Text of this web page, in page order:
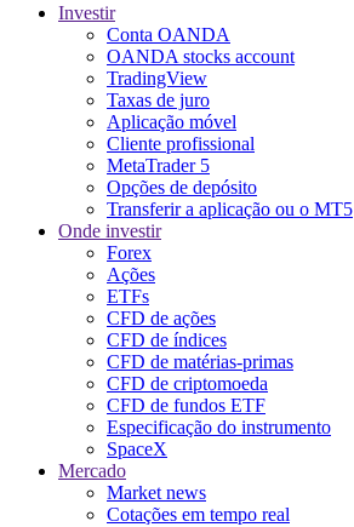
Investir
Conta OANDA
OANDA stocks account
TradingView
Taxas de juro
Aplicação móvel
Cliente profissional
MetaTrader 5
Opções de depósito
Transferir a aplicação ou o MT5
Onde investir
Forex
Ações
ETFs
CFD de ações
CFD de índices
CFD de matérias-primas
CFD de criptomoeda
CFD de fundos ETF
Especificação do instrumento
SpaceX
Mercado
Market news
Cotações em tempo real